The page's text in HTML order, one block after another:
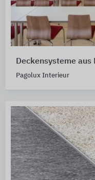
Deckensysteme aus
Pagolux Interieur